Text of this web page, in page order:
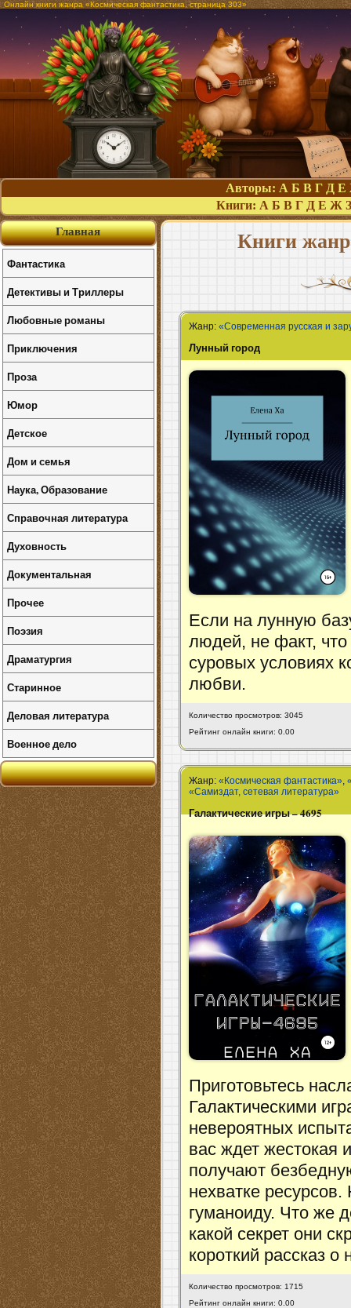
Онлайн книги жанра «Космическая фантастика, страница 303»
Авторы: А Б В Г Д Е
Книги: А Б В Г Д Е Ж З
Книги
Жанр:«Современная русская и
Лунный город
Если на лунную
людей, не факт,
суровых условиях
любви.
Количество просмотров: 3045
Рейтинг онлайн книги: 0.00
Жанр:«Космическая фантастика»,
«Самиздат, сетевая литература»
Галактические игры – 4695
Приготовьтесь
Галактическими
невероятных
вас ждет жестокая
получают
нехватке
гуманоиду. Что же
какой секрет они
короткий рассказ
Количество просмотров: 1715
Рейтинг онлайн книги: 0.00
Главная
Фантастика
Детективы и Триллеры
Любовные романы
Приключения
Проза
Юмор
Детское
Дом и семья
Наука, Образование
Справочная литература
Духовность
Документальная
Прочее
Поэзия
Драматургия
Старинное
Деловая литература
Военное дело